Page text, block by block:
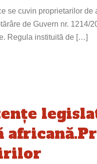
se cuvin proprietarilor
de Guvern nr.
Regula instituită de […]